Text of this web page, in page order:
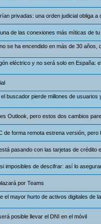
privadas: una orden judicial obliga a
de las conexiones más míticas de tu
se ha encendido en más de 30 años,
eléctrico y no será solo en España:
buscador pierde millones de usuarios
Outlook, pero estos dos cambios
de forma remota estrena versión, pero
pasando con las tarjetas de crédito
imposibles de descifrar: así lo
por Teams
el mayor hurto de activos digitales de
posible llevar el DNI en el móvil